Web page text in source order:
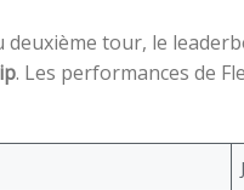
deuxième tour, le
. Les performances de